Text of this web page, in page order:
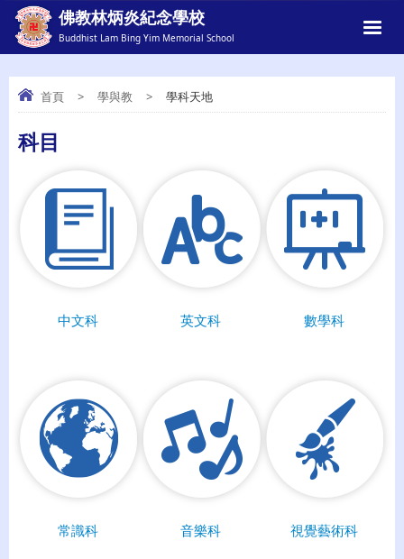
佛教林炳炎紀念學校
Buddhist Lam Bing Yim Memorial School
首頁 > 學與教 > 學科天地
科目
中文科 英文科 數學科
常識科 音樂科 視覺藝術科